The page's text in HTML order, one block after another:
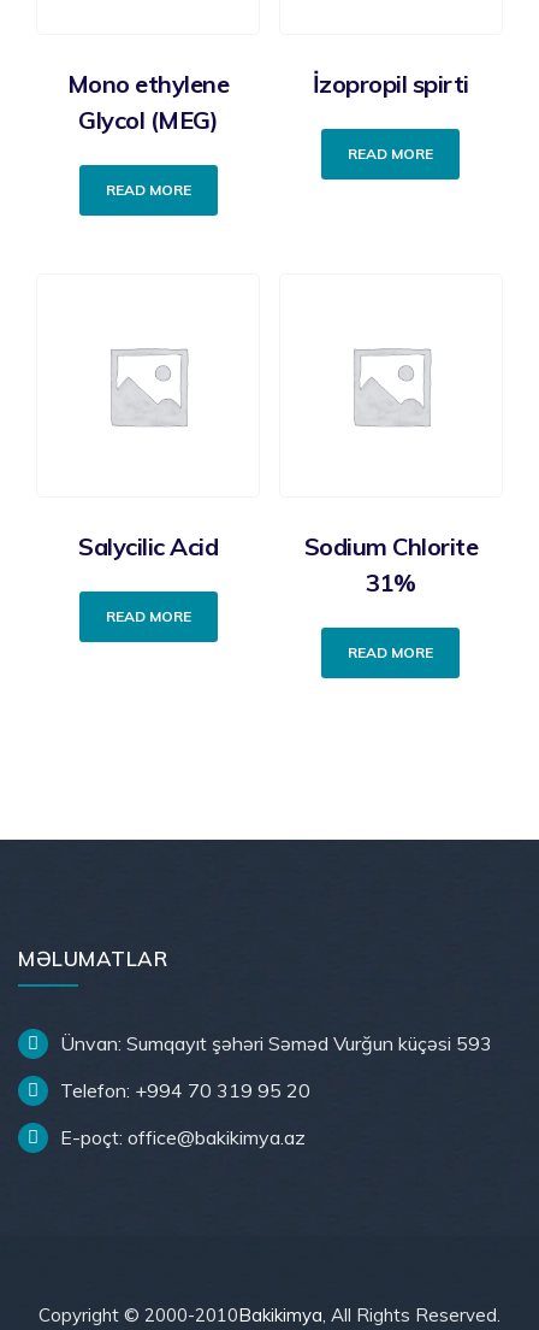
Mono ethylene
Glycol (MEG)
READ MORE
İzopropil spirti
READ MORE
Salycilic Acid
READ MORE
Sodium Chlorite
31%
READ MORE
MƏLUMATLAR
Ünvan: Sumqayıt şəhəri Səməd Vurğun küçəsi 593
Telefon: +994 70 319 95 20
E-poçt: office@bakikimya.az
Copyright © 2000-2010Bakikimya, All Rights Reserved.